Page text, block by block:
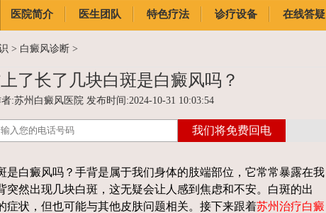
医院简介
医院简介
医生团队 特色疗法 诊疗设备 在线答疑
> 白癜风诊断 >
了长了几块白斑是白癜风吗？
:苏州白癜风医院 发布时间:2024-10-31 10:03:54
白癜风吗？手背是属于我们身体的肢端部位，它常常暴露在我
突然出现几块白斑，这无疑会让人感到焦虑和不安。白斑的出
症状，但也可能与其他皮肤问题相关。接下来跟着苏州治疗白癜